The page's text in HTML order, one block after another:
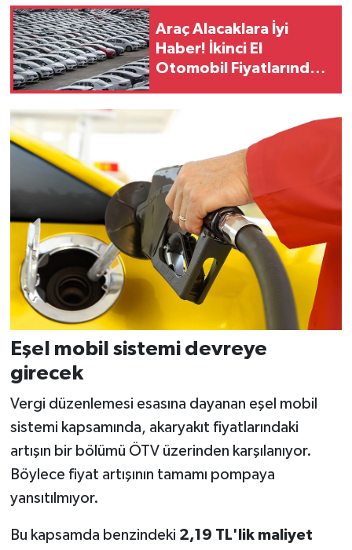
Araç Alacaklara İyi
Haber! İkinci El
Otomobil Fiyatlarındaki
Eşel mobil sistemi devreye
girecek
Vergi düzenlemesi esasına dayanan eşel mobil
sistemi kapsamında, akaryakıt fiyatlarındaki
artışın bir bölümü ÖTV üzerinden karşılanıyor.
Böylece fiyat artışının tamamı pompaya
yansıtılmıyor.
Bu kapsamda benzindeki 2,19 TL'lik maliyet